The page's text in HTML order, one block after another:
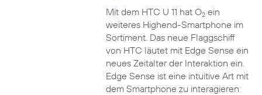
Mit dem HTC U 11 hat O2ein
weiteres Highend-Smartphone im
Sortiment. Das neue Flaggschiff
von HTC läutet mit Edge Sense ein
neues Zeitalter der Interaktion ein.
Edge Sense ist eine intuitive Art mit
dem Smartphone zu interagieren: